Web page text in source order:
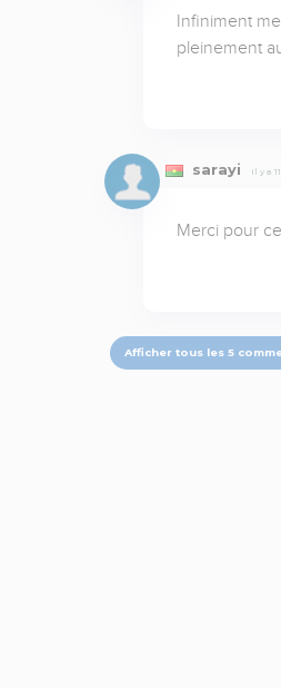
Infiniment
pleinement
sarayi Il y a
Merci pour
Afficher tous les 5